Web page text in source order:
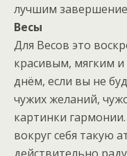
лучшим
Весы
Для Весов это
красивым, мягким
днём, если вы не
чужих желаний,
картинки
вокруг себя такую